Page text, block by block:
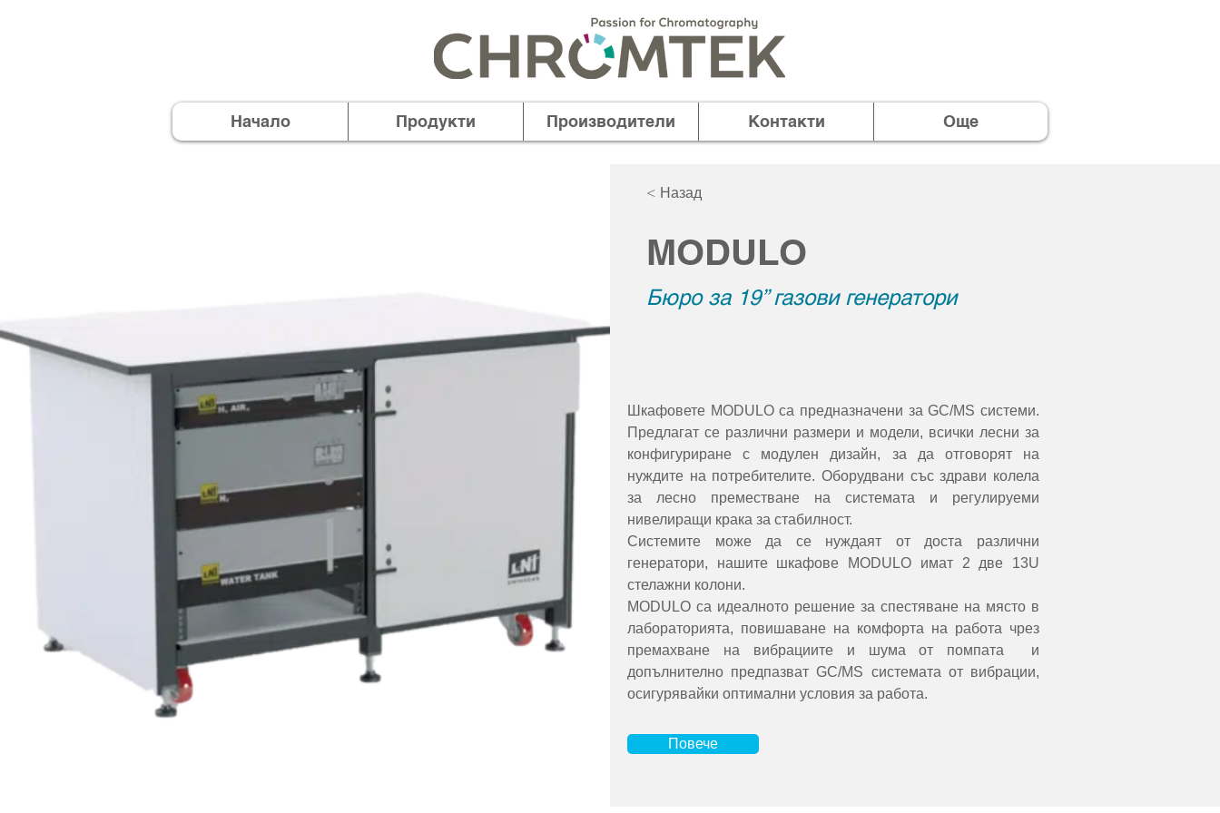
Начало Продукти Производители Контакти Още
< Назад
MODULO
Бюро за 19’’ газови генератори
Шкафовете MODULO са предназначени за GC/MS системи.
Предлагат се различни размери и модели, всички лесни за
конфигуриране с модулен дизайн, за да отговорят на
нуждите на потребителите. Оборудвани със здрави колела
за лесно преместване на системата и регулируеми
нивелиращи крака за стабилност.
Системите може да се нуждаят от доста различни
генератори, нашите шкафове MODULO имат 2 две 13U
стелажни колони.
MODULO са идеалното решение за спестяване на място в
лабораторията, повишаване на комфорта на работа чрез
премахване на вибрациите и шума от помпата  и
допълнително предпазват GC/MS системата от вибрации,
осигурявайки оптимални условия за работа.
Повече